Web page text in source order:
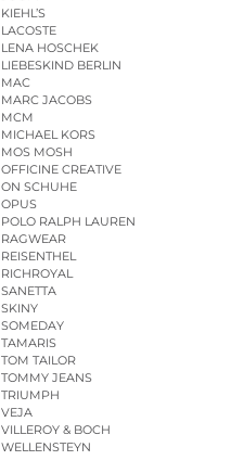
KIEHL’S
LACOSTE
LENA HOSCHEK
LIEBESKIND BERLIN
MAC
MARC JACOBS
MCM
MICHAEL KORS
MOS MOSH
OFFICINE CREATIVE
ON SCHUHE
OPUS
POLO RALPH LAUREN
RAGWEAR
REISENTHEL
RICHROYAL
SANETTA
SKINY
SOMEDAY
TAMARIS
TOM TAILOR
TOMMY JEANS
TRIUMPH
VEJA
VILLEROY & BOCH
WELLENSTEYN